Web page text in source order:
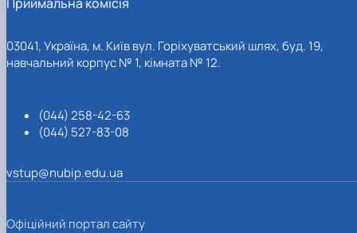
03041, Україна, м. Київ вул. Горіхуватський шлях, буд. 19,
навчальний корпус № 1, кімната № 12.
(044) 258-42-63
(044) 527-83-08
vstup@nubip.edu.ua
Офіційний портал сайту